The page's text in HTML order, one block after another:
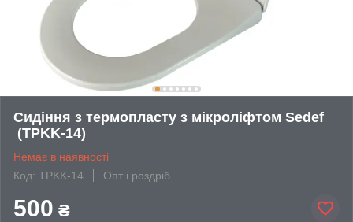
Сидіння з термопласту з мікроліфтом Sedef
(TPKK-14)
Немає в наявності
Код: TPKK-14
Опт і роздріб
500 ₴